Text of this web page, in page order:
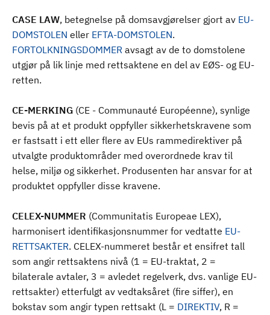
CASE LAW, betegnelse på domsavgjørelser gjort av EU-
DOMSTOLEN eller EFTA-DOMSTOLEN.
FORTOLKNINGSDOMMER avsagt av de to domstolene
utgjør på lik linje med rettsaktene en del av EØS- og EU-
retten.
CE-MERKING (CE - Communauté Européenne), synlige
bevis på at et produkt oppfyller sikkerhetskravene som
er fastsatt i ett eller flere av EUs rammedirektiver på
utvalgte produktområder med overordnede krav til
helse, miljø og sikkerhet. Produsenten har ansvar for at
produktet oppfyller disse kravene.
CELEX-NUMMER (Communitatis Europeae LEX),
harmonisert identifikasjonsnummer for vedtatte EU-
RETTSAKTER. CELEX-nummeret består et ensifret tall
som angir rettsaktens nivå (1 = EU-traktat, 2 =
bilaterale avtaler, 3 = avledet regelverk, dvs. vanlige EU-
rettsakter) etterfulgt av vedtaksåret (fire siffer), en
bokstav som angir typen rettsakt (L = DIREKTIV, R =